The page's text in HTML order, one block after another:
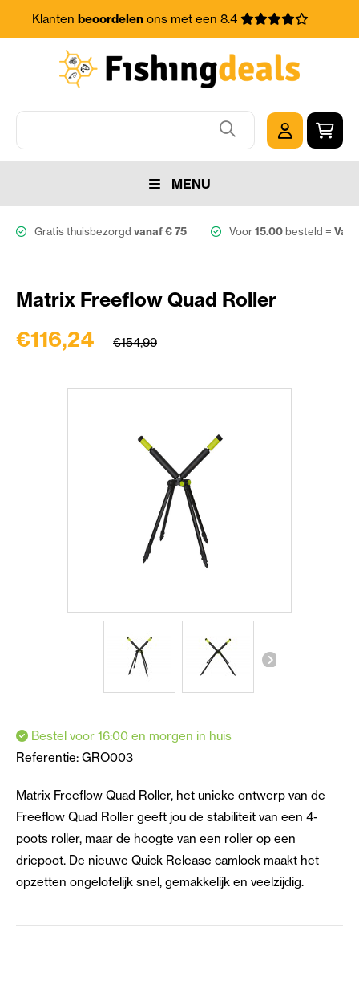
Klanten beoordelenons met een 8.4
MENU
Gratis thuisbezorgd vanaf € 75 Voor15.00besteld =
Matrix Freeflow Quad Roller
€116,24 €154,99
Bestel voor 16:00 en morgen in huis
Referentie: GRO003
Matrix Freeflow Quad Roller, het unieke ontwerp van de
Freeflow Quad Roller geeft jou de stabiliteit van een 4-
poots roller, maar de hoogte van een roller op een
driepoot. De nieuwe Quick Release camlock maakt het
opzetten ongelofelijk snel, gemakkelijk en veelzijdig.